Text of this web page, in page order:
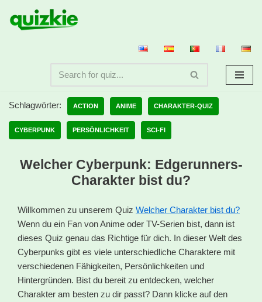
Zum
Schlagwörter: ACTION ANIME CHARAKTER-QUIZ
CYBERPUNK PERSÖNLICHKEIT SCI-FI
Welcher Cyberpunk: Edgerunners-
Charakter bist du?
Willkommen zu unserem Quiz Welcher Charakter bist du?
Wenn du ein Fan von Anime oder TV-Serien bist, dann ist
dieses Quiz genau das Richtige für dich. In dieser Welt des
Cyberpunks gibt es viele unterschiedliche Charaktere mit
verschiedenen Fähigkeiten, Persönlichkeiten und
Hintergründen. Bist du bereit zu entdecken, welcher
Charakter am besten zu dir passt? Dann klicke auf den